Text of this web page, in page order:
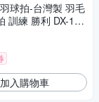
球拍-台灣製 羽毛
訓練 勝利 DX-12-
紫藍
加入購物車